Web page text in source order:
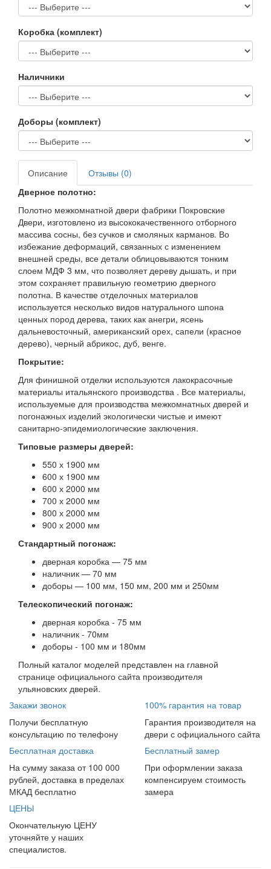
Коробка (комплект)
Наличники
Доборы (комплект)
Описание
Отзывы (0)
Дверное полотно:
Полотно межкомнатной двери фабрики Покровские
Двери, изготовлено из высококачественного отборного
массива сосны, без сучков и смоляных карманов. Во
избежание деформаций, связанных с изменением
внешней среды, все детали облицовываются тонким
слоем МДФ 3 мм, что позволяет дереву дышать, и при
этом сохраняет правильную геометрию дверного
полотна. В качестве отделочных материалов
используется несколько видов натурального шпона
ценных пород дерева, таких как анегри, ясень
дальневосточный, американский орех, сапели (красное
дерево), черный абрикос, дуб, венге.
Покрытие:
Для финишной отделки используются лакокрасочные
материалы итальянского производства . Все материалы,
используемые для производства межкомнатных дверей и
погонажных изделий экологически чистые и имеют
санитарно-эпидемиологические заключения.
Типовые размеры дверей:
550 х 1900 мм
600 х 1900 мм
600 х 2000 мм
700 х 2000 мм
800 х 2000 мм
900 х 2000 мм
Стандартный погонаж:
дверная коробка — 75 мм
наличник — 70 мм
доборы — 100 мм, 150 мм, 200 мм и 250мм
Телескопический погонаж:
дверная коробка - 75 мм
наличник - 70мм
доборы - 100 мм и 180мм
Полный каталог моделей представлен на главной
странице официального сайта производителя
ульяновских дверей.
Закажи звонок
Получи бесплатную
консультацию по телефону
100% гарантия на товар
Гарантия производителя на
двери с официального сайта
Бесплатная доставка
На сумму заказа от 100 000
рублей, доставка в пределах
МКАД бесплатно
Бесплатный замер
При оформлении заказа
компенсируем стоимость
замера
ЦЕНЫ
Окончательную ЦЕНУ
уточняйте у наших
специалистов.